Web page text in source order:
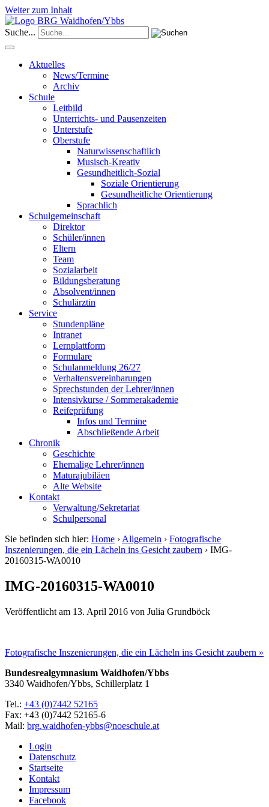
Weiter zum Inhalt
Suche...
Aktuelles
News/Termine
Archiv
Schule
Leitbild
Unterrichts- und Pausenzeiten
Unterstufe
Oberstufe
Naturwissenschaftlich
Musisch-Kreativ
Gesundheitlich-Sozial
Soziale Orientierung
Gesundheitliche Orientierung
Sprachlich
Schulgemeinschaft
Direktor
Schüler/innen
Eltern
Team
Sozialarbeit
Bildungsberatung
Absolvent/innen
Schulärztin
Service
Stundenpläne
Intranet
Lernplattform
Formulare
Schulanmeldung 26/27
Verhaltensvereinbarungen
Sprechstunden der Lehrer/innen
Intensivkurse / Sommerakademie
Reifeprüfung
Infos und Termine
Abschließende Arbeit
Chronik
Geschichte
Ehemalige Lehrer/innen
Maturajubiläen
Alte Website
Kontakt
Verwaltung/Sekretariat
Schulpersonal
Sie befinden sich hier: Home › Allgemein › Fotografische
Inszenierungen, die ein Lächeln ins Gesicht zaubern › IMG-
20160315-WA0010
IMG-20160315-WA0010
Veröffentlicht am 13. April 2016 von Julia Grundböck
Fotografische Inszenierungen, die ein Lächeln ins Gesicht zaubern »
Bundesrealgymnasium Waidhofen/Ybbs
3340 Waidhofen/Ybbs, Schillerplatz 1
Tel.: +43 (0)7442 52165
Fax: +43 (0)7442 52165-6
Mail: brg.waidhofen-ybbs@noeschule.at
Login
Datenschutz
Startseite
Kontakt
Impressum
Facebook